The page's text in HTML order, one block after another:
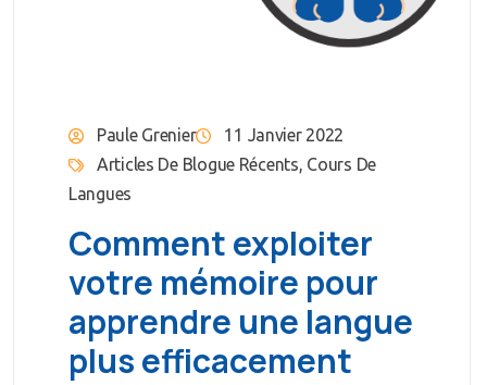
Paule Grenier
11 Janvier 2022
Articles De Blogue Récents, Cours De
Langues
Comment exploiter
votre mémoire pour
apprendre une langue
plus efficacement